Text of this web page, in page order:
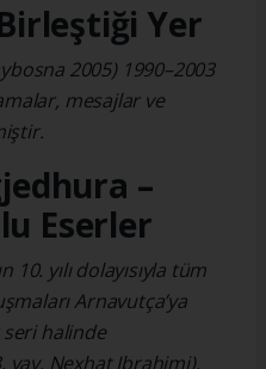
Yer
2005) 1990–2003
mesajlar ve
–
Eserler
10. yılı dolayısıyla tüm
Arnavutça’ya
halinde
yay. Nexhat Ibrahimi).